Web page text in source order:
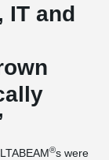
IT and
®s were